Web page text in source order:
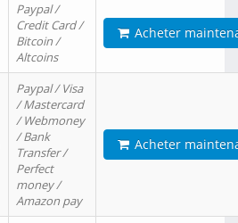
Paypal /
Credit Card /
Bitcoin /
Altcoins
Acheter
Paypal / Visa
/ Mastercard
/ Webmoney
/ Bank
Transfer /
Perfect
money /
Amazon pay
Acheter